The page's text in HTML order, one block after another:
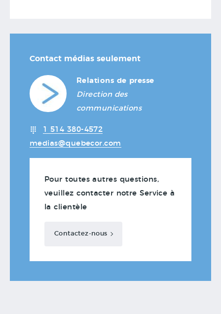
Contact médias seulement
Relations de presse
Direction des
communications
1 514 380-4572
medias@quebecor.com
Pour toutes autres questions,
veuillez contacter notre Service à
la clientèle
Contactez-nous